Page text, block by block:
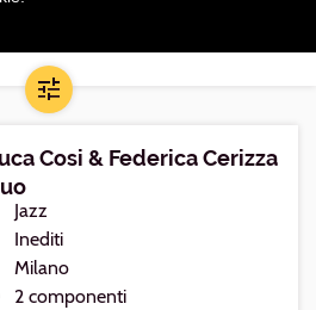
Apri/Chiudi
Cosi & Federica Cerizza
Jazz
Inediti
Milano
2 componenti